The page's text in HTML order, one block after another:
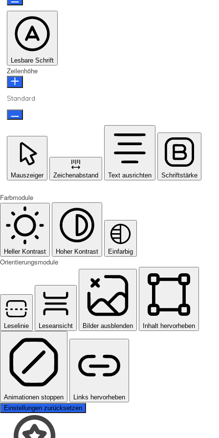
Lesbare Schrift
Zeilenhöhe
Standard
Mauszeiger Zeichenabstand Text ausrichten Schriftstärke
Farbmodule
Heller Kontrast Hoher Kontrast Einfarbig
Orientierungsmodule
Leselinie Leseansicht Bilder ausblenden Inhalt hervorheben
Animationen stoppen
Links hervorheben
Einstellungen zurücksetzen